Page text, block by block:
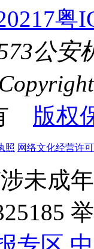
粤
公安
版权
照 网络文化经营许
未成